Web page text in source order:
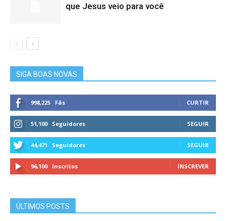
que Jesus veio para você
SIGA BOAS NOVAS
998,225 Fãs CURTIR
51,100 Seguidores SEGUIR
44,471 Seguidores SEGUIR
96,100 Inscritos INSCREVER
ÚLTIMOS POSTS